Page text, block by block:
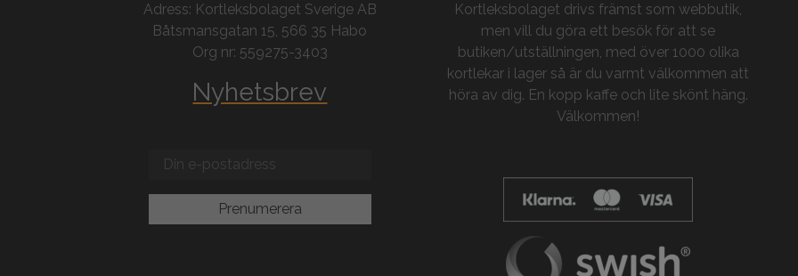
Adress: Kortleksbolaget Sverige AB
Båtsmansgatan 15, 566 35 Habo
Org nr: 559275-3403
Nyhetsbrev
Kortleksbolaget drivs främst som webbutik,
men vill du göra ett besök för att se
butiken/utställningen, med över 1000 olika
kortlekar i lager så är du varmt välkommen att
höra av dig. En kopp kaffe och lite skönt häng.
Välkommen!